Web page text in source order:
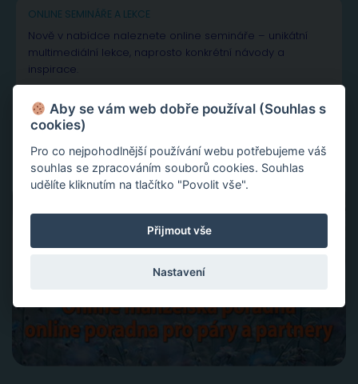
ONLINE SEMINÁŘE A LEKCE
Nově v nabídce naleznete online semináře – unikátní
multimediální lekce, naprosto konkrétní návody a
inspirace.
Velká partnerská rekapitulace a restart vašeho vztahu
Slovy ke šťastnému vztahu
Aby se vám web dobře používal (Souhlas s
cookies)
Pro co nejpohodlnější používání webu potřebujeme váš
souhlas se zpracováním souborů cookies. Souhlas
udělíte kliknutím na tlačítko "Povolit vše".
Přijmout vše
Nastavení